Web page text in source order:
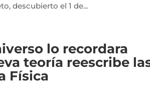
descubierto el 1 de...
lo recordara
teoría reescribe
Física